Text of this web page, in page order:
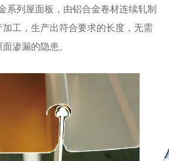
系列屋面板，由铝合金卷材连续轧制
工，生产出符合要求的长度，无需
渗漏的隐患。